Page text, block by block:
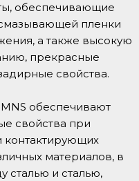
обеспечивающие
смазывающей пленки
а также высокую
прекрасные
свойства.
обеспечивают
свойства при
материалов, в
сталью и сталью,